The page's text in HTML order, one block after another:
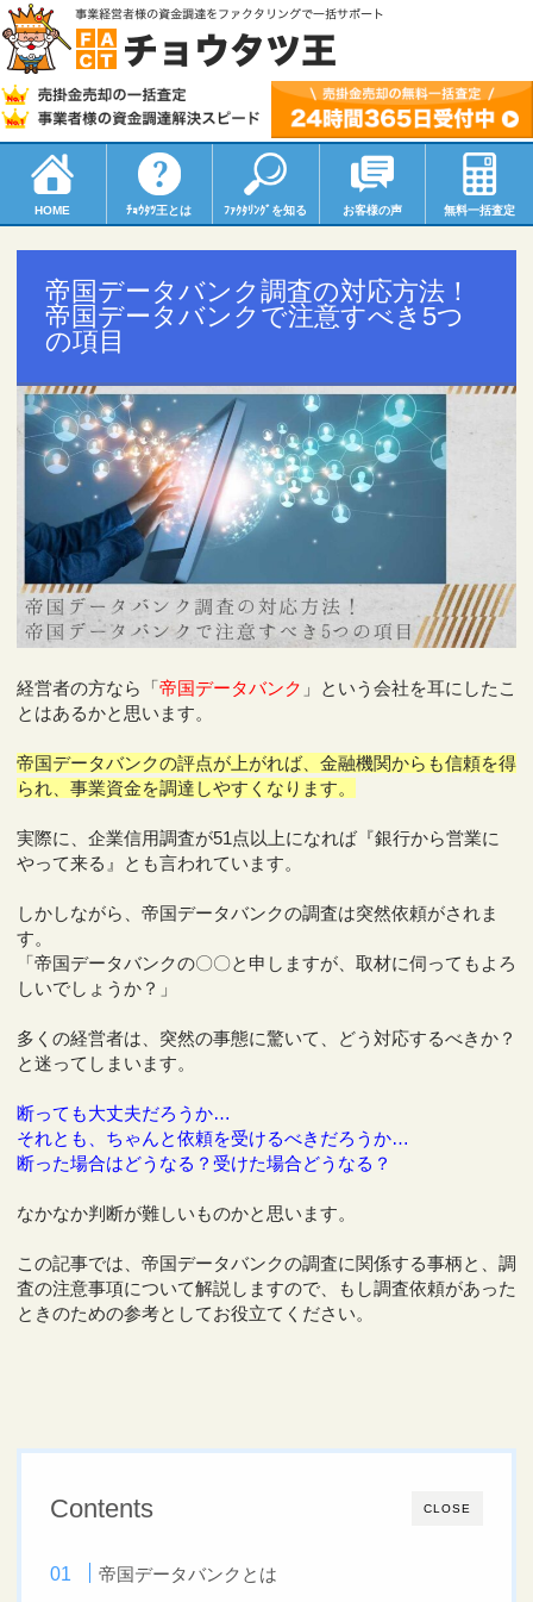
HOME ﾁｮｳﾀﾂ王とは ﾌｧｸﾀﾘﾝｸﾞを知る お客様の声 無料一括査定
帝国データバンク調査の対応方法！
帝国データバンクで注意すべき5つ
の項目
経営者の方なら「帝国データバンク 」という会社を耳にしたこ
とはあるかと思います。
帝国データバンクの評点が上がれば、金融機関からも信頼を得
られ、事業資金を調達しやすくなります。
実際に、企業信用調査が51点以上になれば『銀行から営業に
やって来る』とも言われています。
しかしながら、帝国データバンクの調査は突然依頼がされま
す。
「帝国データバンクの〇〇と申しますが、取材に伺ってもよろ
しいでしょうか？」
多くの経営者は、突然の事態に驚いて、どう対応するべきか？
と迷ってしまいます。
断っても大丈夫だろうか…
それとも、ちゃんと依頼を受けるべきだろうか…
断った場合はどうなる？受けた場合どうなる？
なかなか判断が難しいものかと思います。
この記事では、帝国データバンクの調査に関係する事柄と、調
査の注意事項について解説しますので、もし調査依頼があった
ときのための参考としてお役立てください。
CLOSE
Contents
帝国データバンクとは